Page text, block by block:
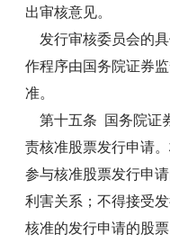
出审核意见。
发行审核委员会的
作程序由国务院证券
准。
第十五条 国务院证
责核准股票发行申请
参与核准股票发行申
利害关系；不得接受
核准的发行申请的股